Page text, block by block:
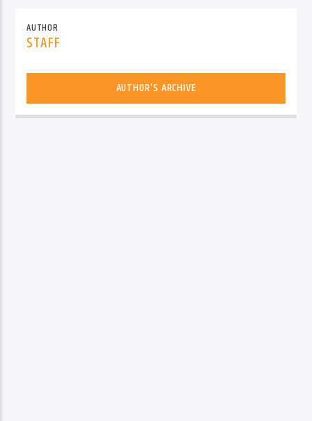
AUTHOR
STAFF
AUTHOR'S ARCHIVE